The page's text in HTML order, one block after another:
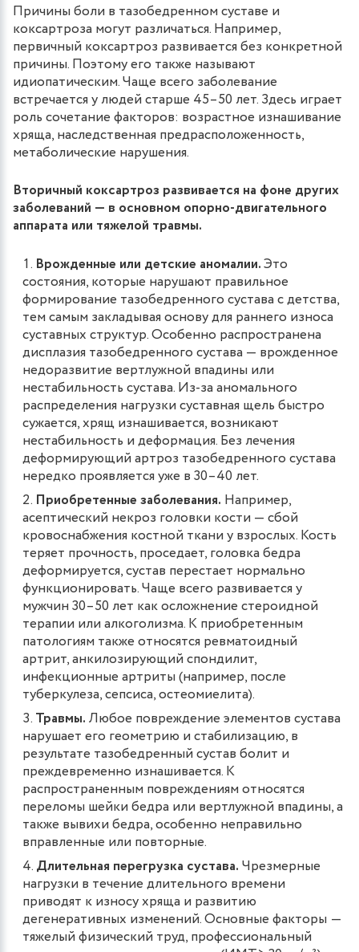
Причины боли в тазобедренном суставе и
коксартроза могут различаться. Например,
первичный коксартроз развивается без конкретной
причины. Поэтому его также называют
идиопатическим. Чаще всего заболевание
встречается у людей старше 45–50 лет. Здесь играет
роль сочетание факторов: возрастное изнашивание
хряща, наследственная предрасположенность,
метаболические нарушения.
Вторичный коксартроз развивается на фоне других
заболеваний ― в основном опорно-двигательного
аппарата или тяжелой травмы.
Врожденные или детские аномалии.Это
состояния, которые нарушают правильное
формирование тазобедренного сустава с детства,
тем самым закладывая основу для раннего износа
суставных структур. Особенно распространена
дисплазия тазобедренного сустава — врожденное
недоразвитие вертлужной впадины или
нестабильность сустава. Из-за аномального
распределения нагрузки суставная щель быстро
сужается, хрящ изнашивается, возникают
нестабильность и деформация. Без лечения
деформирующий артроз тазобедренного сустава
нередко проявляется уже в 30–40 лет.
Приобретенные заболевания. Например,
асептический некроз головки кости — сбой
кровоснабжения костной ткани у взрослых. Кость
теряет прочность, проседает, головка бедра
деформируется, сустав перестает нормально
функционировать. Чаще всего развивается у
мужчин 30–50 лет как осложнение стероидной
терапии или алкоголизма. К приобретенным
патологиям также относятся ревматоидный
артрит, анкилозирующий спондилит,
инфекционные артриты (например, после
туберкулеза, сепсиса, остеомиелита).
Травмы. Любое повреждение элементов сустава
нарушает его геометрию и стабилизацию, в
результате тазобедренный сустав болит и
преждевременно изнашивается. К
распространенным повреждениям относятся
переломы шейки бедра или вертлужной впадины, а
также вывихи бедра, особенно неправильно
вправленные или повторные.
Длительная перегрузка сустава. Чрезмерные
нагрузки в течение длительного времени
приводят к износу хряща и развитию
дегенеративных изменений. Основные факторы ―
тяжелый физический труд, профессиональный